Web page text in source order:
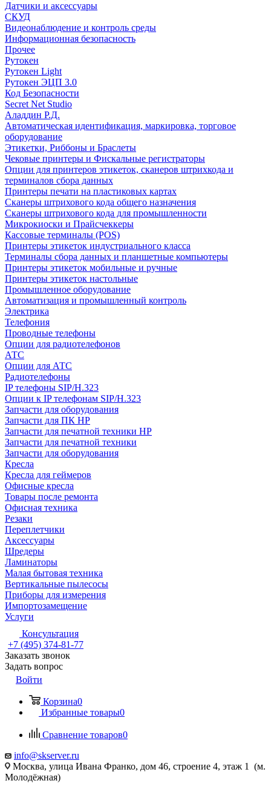
Датчики и аксессуары
СКУД
Видеонаблюдение и контроль среды
Информационная безопасность
Прочее
Рутокен
Рутокен Light
Рутокен ЭЦП 3.0
Код Безопасности
Secret Net Studio
Аладдин Р.Д.
Автоматическая идентификация, маркировка, торговое
оборудование
Этикетки, Риббоны и Браслеты
Чековые принтеры и Фискальные регистраторы
Опции для принтеров этикеток, сканеров штрихкода и
терминалов сбора данных
Принтеры печати на пластиковых картах
Сканеры штрихового кода общего назначения
Сканеры штрихового кода для промышленности
Микрокиоски и Прайсчеккеры
Кассовые терминалы (POS)
Принтеры этикеток индустриального класса
Терминалы сбора данных и планшетные компьютеры
Принтеры этикеток мобильные и ручные
Принтеры этикеток настольные
Промышленное оборудование
Автоматизация и промышленный контроль
Электрика
Телефония
Проводные телефоны
Опции для радиотелефонов
АТС
Опции для АТС
Радиотелефоны
IP телефоны SIP/H.323
Опции к IP телефонам SIP/H.323
Запчасти для оборудования
Запчасти для ПК HP
Запчасти для печатной техники HP
Запчасти для печатной техники
Запчасти для оборудования
Кресла
Кресла для геймеров
Офисные кресла
Товары после ремонта
Офисная техника
Резаки
Переплетчики
Аксессуары
Шредеры
Ламинаторы
Малая бытовая техника
Вертикальные пылесосы
Приборы для измерения
Импортозамещение
Услуги
Консультация
+7 (495) 374-81-77
Заказать звонок
Задать вопрос
Войти
Корзина0
Избранные товары0
Сравнение товаров0
info@skserver.ru
Москва, улица Ивана Франко, дом 46, строение 4, этаж 1 (м.
Молодёжная)